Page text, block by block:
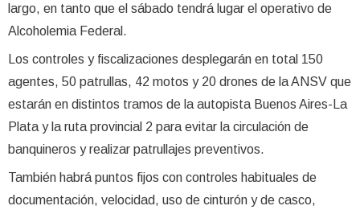
largo, en tanto que el sábado tendrá lugar el operativo de
Alcoholemia Federal.
Los controles y fiscalizaciones desplegarán en total 150
agentes, 50 patrullas, 42 motos y 20 drones de la ANSV que
estarán en distintos tramos de la autopista Buenos Aires-La
Plata y la ruta provincial 2 para evitar la circulación de
banquineros y realizar patrullajes preventivos.
También habrá puntos fijos con controles habituales de
documentación, velocidad, uso de cinturón y de casco,